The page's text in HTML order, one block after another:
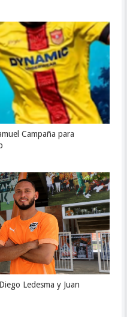
Campaña para
Ledesma y Juan